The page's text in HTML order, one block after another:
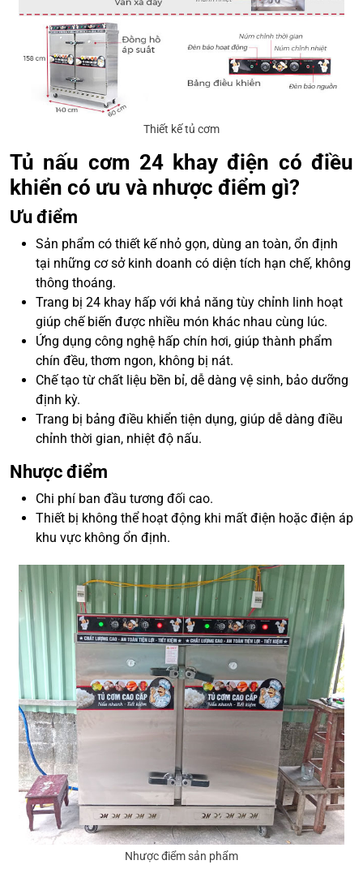
Thiết kế tủ cơm
Tủ nấu cơm 24 khay điện có điều
khiển có ưu và nhược điểm gì?
Ưu điểm
Sản phẩm có thiết kế nhỏ gọn, dùng an toàn, ổn định
tại những cơ sở kinh doanh có diện tích hạn chế, không
thông thoáng.
Trang bị 24 khay hấp với khả năng tùy chỉnh linh hoạt
giúp chế biến được nhiều món khác nhau cùng lúc.
Ứng dụng công nghệ hấp chín hơi, giúp thành phẩm
chín đều, thơm ngon, không bị nát.
Chế tạo từ chất liệu bền bỉ, dễ dàng vệ sinh, bảo dưỡng
định kỳ.
Trang bị bảng điều khiển tiện dụng, giúp dễ dàng điều
chỉnh thời gian, nhiệt độ nấu.
Nhược điểm
Chi phí ban đầu tương đối cao.
Thiết bị không thể hoạt động khi mất điện hoặc điện áp
khu vực không ổn định.
Nhược điểm sản phẩm